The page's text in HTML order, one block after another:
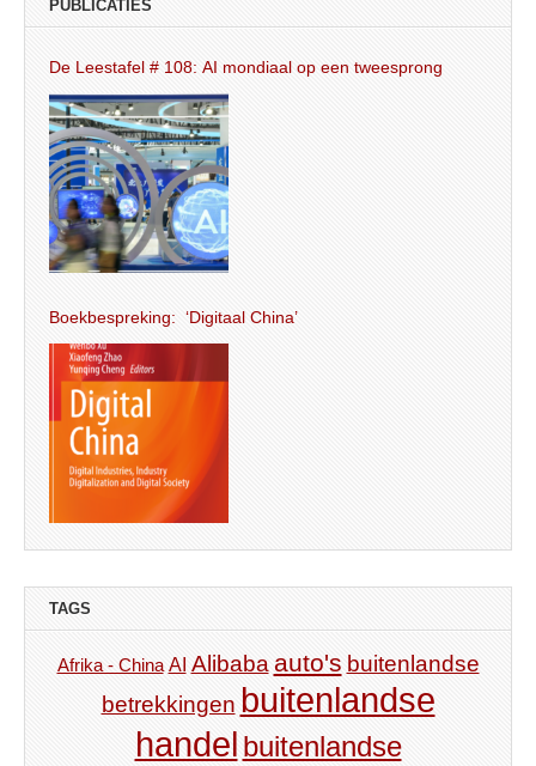
PUBLICATIES
De Leestafel # 108: AI mondiaal op een tweesprong
Boekbespreking: ‘Digitaal China’
TAGS
Afrika - China AI Alibaba auto's buitenlandse
betrekkingen buitenlandse
handel buitenlandse